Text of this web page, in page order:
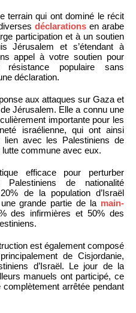
terrain qui ont dominé le récit
déclarations en arabe
participation et à un soutien
Jérusalem et s’étendant à
appel à votre soutien pour
populaire sans
déclaration.
aux attaques sur Gaza et
Jérusalem. Elle a connu une
importante pour les
israélienne, qui ont ainsi
avec les Palestiniens de
commune avec eux.
efficace pour perturber
Palestiniens de nationalité
de la population d’Israël
grande partie de la main-
des infirmières et 50% des
est également composé
de Cisjordanie,
d’Israël. Le jour de la
manuels ont participé, ce
complètement arrêtée pendant